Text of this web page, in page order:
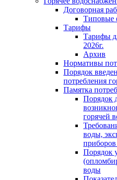
Договорная
Типовые
Тарифы
Тарифы
2026г.
Архив
Нормативы
Порядок
потребления
Памятка
Порядок
горячей
воды,
приборов
Порядок
воды